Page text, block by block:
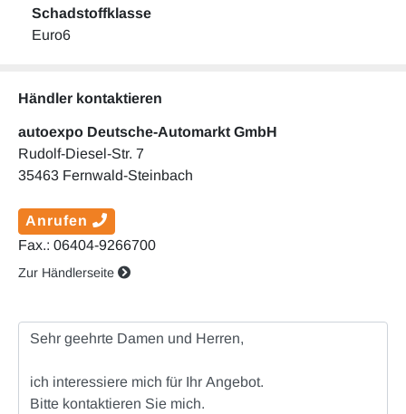
Schadstoffklasse
Euro6
Händler kontaktieren
autoexpo Deutsche-Automarkt GmbH
Rudolf-Diesel-Str. 7
35463 Fernwald-Steinbach
Anrufen
Fax.: 06404-9266700
Zur Händlerseite